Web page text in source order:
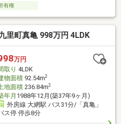
有権
里町真亀 998万円 4LDK
万円
取り 4LDK
物面積92.54m2
地面積236.84m2
年月1988年12月(築37年9ヶ月)
外房線 大網駅 バス31分/「真亀」
ス停 停歩8分